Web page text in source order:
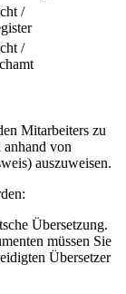
/
/
Mitarbeiters zu
anhand von
auszuweisen.
Übersetzung.
müssen Sie
Übersetzer